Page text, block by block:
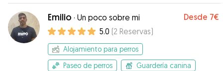
Emilio · Un poco sobre mi Desde 7€
5.0 (2 Reservas)
Alojamiento para perros
Paseo de perros
Guardería canina